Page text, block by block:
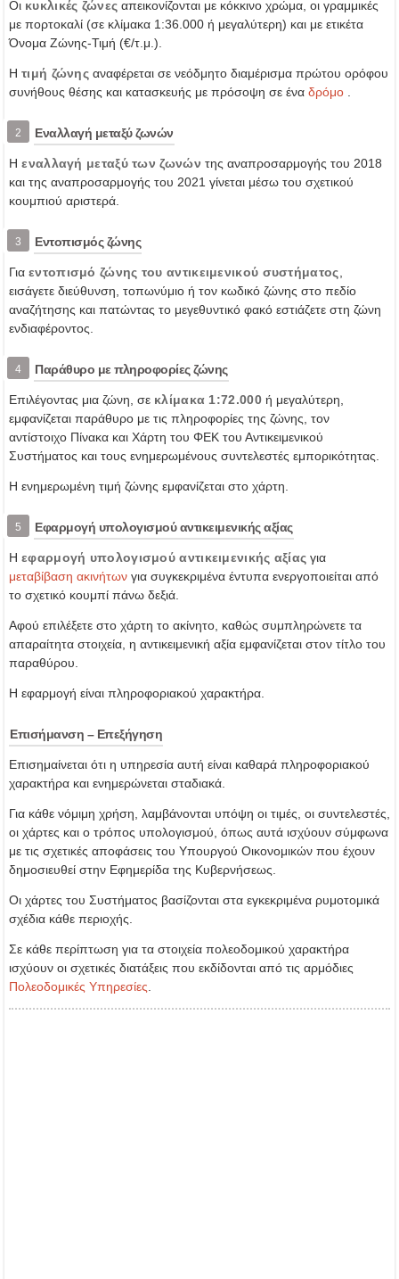
Οι κυκλικές ζώνες απεικονίζονται με κόκκινο χρώμα, οι γραμμικές
με πορτοκαλί (σε κλίμακα 1:36.000 ή μεγαλύτερη) και με ετικέτα
Όνομα Ζώνης-Τιμή (€/τ.μ.).
Η τιμή ζώνης αναφέρεται σε νεόδμητο διαμέρισμα πρώτου ορόφου
συνήθους θέσης και κατασκευής με πρόσοψη σε ένα δρόμο
2 Εναλλαγή μεταξύ ζωνών
Η εναλλαγή μεταξύ των ζωνών της αναπροσαρμογής του 2018
και της αναπροσαρμογής του 2021 γίνεται μέσω του σχετικού
κουμπιού αριστερά.
3 Εντοπισμός ζώνης
Για εντοπισμό ζώνης του αντικειμενικού συστήματος
εισάγετε διεύθυνση, τοπωνύμιο ή τον κωδικό ζώνης στο πεδίο
αναζήτησης και πατώντας το μεγεθυντικό φακό εστιάζετε στη ζώνη
ενδιαφέροντος.
4 Παράθυρο με πληροφορίες ζώνης
Επιλέγοντας μια ζώνη, σε κλίμακα 1:72.000ή μεγαλύτερη,
εμφανίζεται παράθυρο με τις πληροφορίες της ζώνης, τον
αντίστοιχο Πίνακα και Χάρτη του ΦΕΚ του Αντικειμενικού
Συστήματος και τους ενημερωμένους συντελεστές εμπορικότητας.
Η ενημερωμένη τιμή ζώνης εμφανίζεται στο χάρτη.
5 Εφαρμογή υπολογισμού αντικειμενικής αξίας
Η εφαρμογή υπολογισμού αντικειμενικής αξίας για
μεταβίβαση ακινήτων για συγκεκριμένα έντυπα ενεργοποιείται από
το σχετικό κουμπί πάνω δεξιά.
Αφού επιλέξετε στο χάρτη το ακίνητο, καθώς συμπληρώνετε τα
απαραίτητα στοιχεία, η αντικειμενική αξία εμφανίζεται στον τίτλο του
παραθύρου.
Η εφαρμογή είναι πληροφοριακού χαρακτήρα.
Επισήμανση – Επεξήγηση
Επισημαίνεται ότι η υπηρεσία αυτή είναι καθαρά πληροφοριακού
χαρακτήρα και ενημερώνεται σταδιακά.
Για κάθε νόμιμη χρήση, λαμβάνονται υπόψη οι τιμές, οι συντελεστές,
οι χάρτες και ο τρόπος υπολογισμού, όπως αυτά ισχύουν σύμφωνα
με τις σχετικές αποφάσεις του Υπουργού Οικονομικών που έχουν
δημοσιευθεί στην Εφημερίδα της Κυβερνήσεως.
Οι χάρτες του Συστήματος βασίζονται στα εγκεκριμένα ρυμοτομικά
σχέδια κάθε περιοχής.
Σε κάθε περίπτωση για τα στοιχεία πολεοδομικού χαρακτήρα
ισχύουν οι σχετικές διατάξεις που εκδίδονται από τις αρμόδιες
Πολεοδομικές Υπηρεσίες